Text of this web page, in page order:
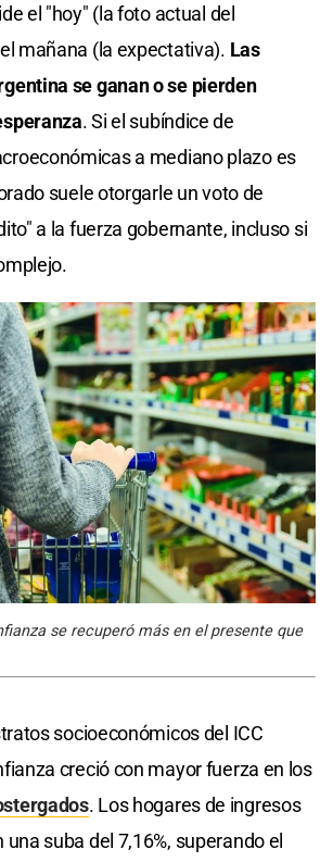
el "hoy" (la foto actual del
mañana (la expectativa). Las
se ganan o se pierden
. Si el subíndice de
a mediano plazo es
suele otorgarle un voto de
a la fuerza gobernante, incluso si
se recuperó más en el presente que
socioeconómicos del ICC
creció con mayor fuerza en los
. Los hogares de ingresos
suba del 7,16%, superando el